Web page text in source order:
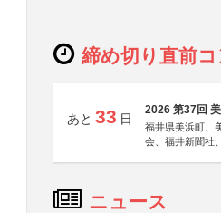
締め切り直前コ
あと 33 日
2026 第37回
福井県美浜町、
会、福井新聞社
ニュース